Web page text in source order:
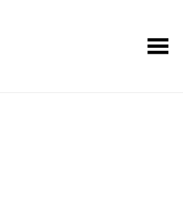
Показать меню